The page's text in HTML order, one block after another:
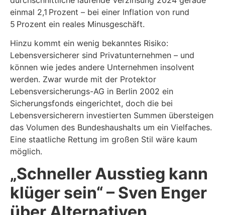
einmal 2,1 Prozent – bei einer Inflation von rund
5 Prozent ein reales Minusgeschäft.
Hinzu kommt ein wenig bekanntes Risiko:
Lebensversicherer sind Privatunternehmen – und
können wie jedes andere Unternehmen insolvent
werden. Zwar wurde mit der Protektor
Lebensversicherungs-AG in Berlin 2002 ein
Sicherungsfonds eingerichtet, doch die bei
Lebensversicherern investierten Summen übersteigen
das Volumen des Bundeshaushalts um ein Vielfaches.
Eine staatliche Rettung im großen Stil wäre kaum
möglich.
„Schneller Ausstieg kann
klüger sein“ – Sven Enger